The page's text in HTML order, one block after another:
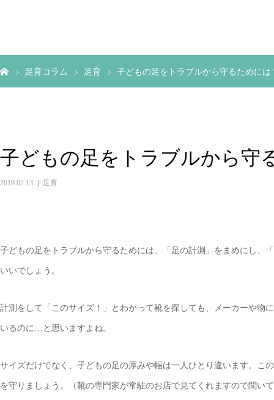
足育コラム 足育 子どもの足をトラブルから守るためには
子どもの足をトラブルから守
2019.02.13 足育
子どもの足をトラブルから守るためには、「足の計測」をまめにし、
いいでしょう。
計測をして「このサイズ！」とわかって靴を探しても、メーカーや物
いるのに…と思いますよね。
サイズだけでなく、子どもの足の厚みや幅は一人ひとり違います。こ
を守りましょう。（靴の専門家が常駐のお店で見てくれますので聞い